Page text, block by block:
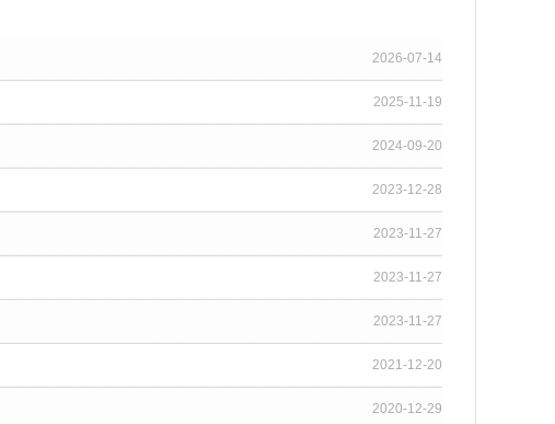
2026-07-14
2025-11-19
2024-09-20
2023-12-28
2023-11-27
2023-11-27
2023-11-27
2021-12-20
2020-12-29